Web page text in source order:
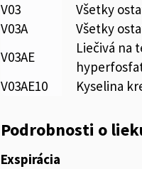
V03
Všetky
V03A
Všetky
V03AE
Liečivá na
V03AE10
Kyselina
Podrobnosti o
Exspirácia